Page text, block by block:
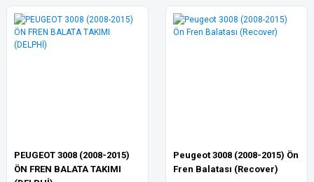
PEUGEOT 3008 (2008-2015)
ÖN FREN BALATA TAKIMI
Peugeot 3008 (2008-2015) Ön
Fren Balatası (Recover)